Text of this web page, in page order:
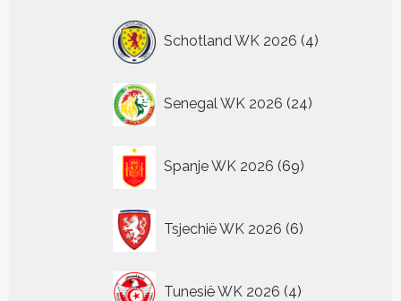
Schotland WK 2026 4
producten
Senegal WK 2026 24
producten
Spanje WK 2026 69
producten
Tsjechië WK 2026 6
producten
Tunesië WK 2026 4